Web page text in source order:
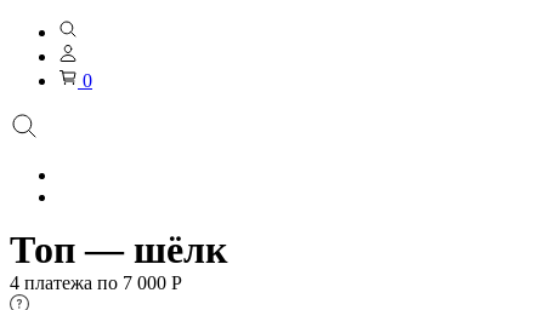
0
Топ — шёлк
4 платежа по 7 000 Р